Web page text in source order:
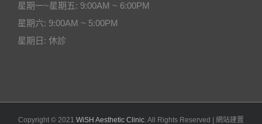
星期一~星期五: 9:00AM ~ 6:00PM
星期六: 9:00AM ~ 5:00PM
星期日: 休診
Copyright © 2021 WiSH Aesthetic Clinic. All Rights Reserved | 網站建置